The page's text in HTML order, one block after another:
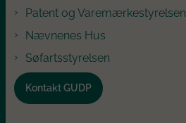
Patent og Varemærkestyrelsen
Nævnenes Hus
Søfartsstyrelsen
Kontakt GUDP